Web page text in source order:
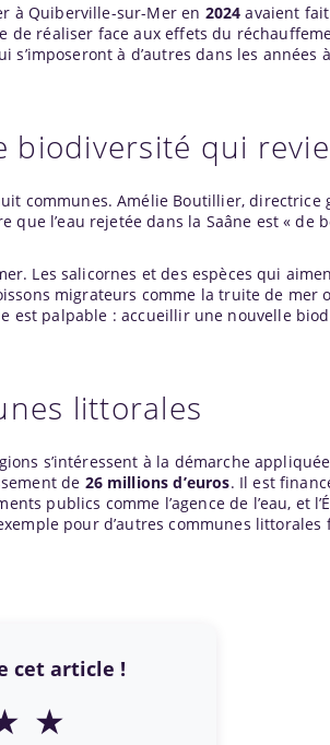
à Quiberville-sur-Mer en 2024 avaient
de réaliser face aux effets du
à d’autres dans les années
biodiversité qui
communes. Amélie Boutillier, directrice
que l’eau rejetée dans la Saâne est « de
Les salicornes et des espèces qui
migrateurs comme la truite de mer
est palpable : accueillir une nouvelle
littorales
s’intéressent à la démarche
de 26 millions d’euros. Il est
publics comme l’agence de l’eau, et
pour d’autres communes littorales
cet article !
★